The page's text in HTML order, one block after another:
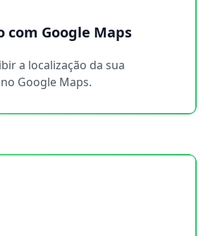
com Google Maps
a localização da sua
Google Maps.